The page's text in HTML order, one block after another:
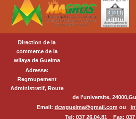
Direction de la
commerce de la
wilaya de Guelma
Adresse:
Regroupement
Administratif, Route
de l'universite,
Email: dcwguelma@gmail.com ou
Tel: 037 26.04.81 Fax: 037